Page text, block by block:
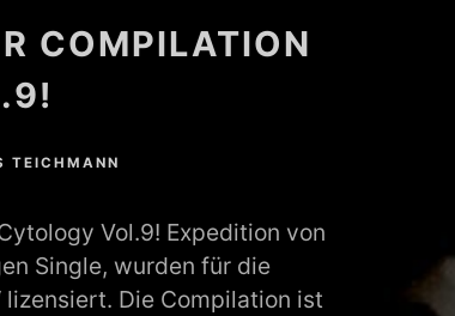
COMPILATION
TEICHMANN
Vol.9! Expedition von
Single, wurden für die
lizensiert. Die Compilation ist